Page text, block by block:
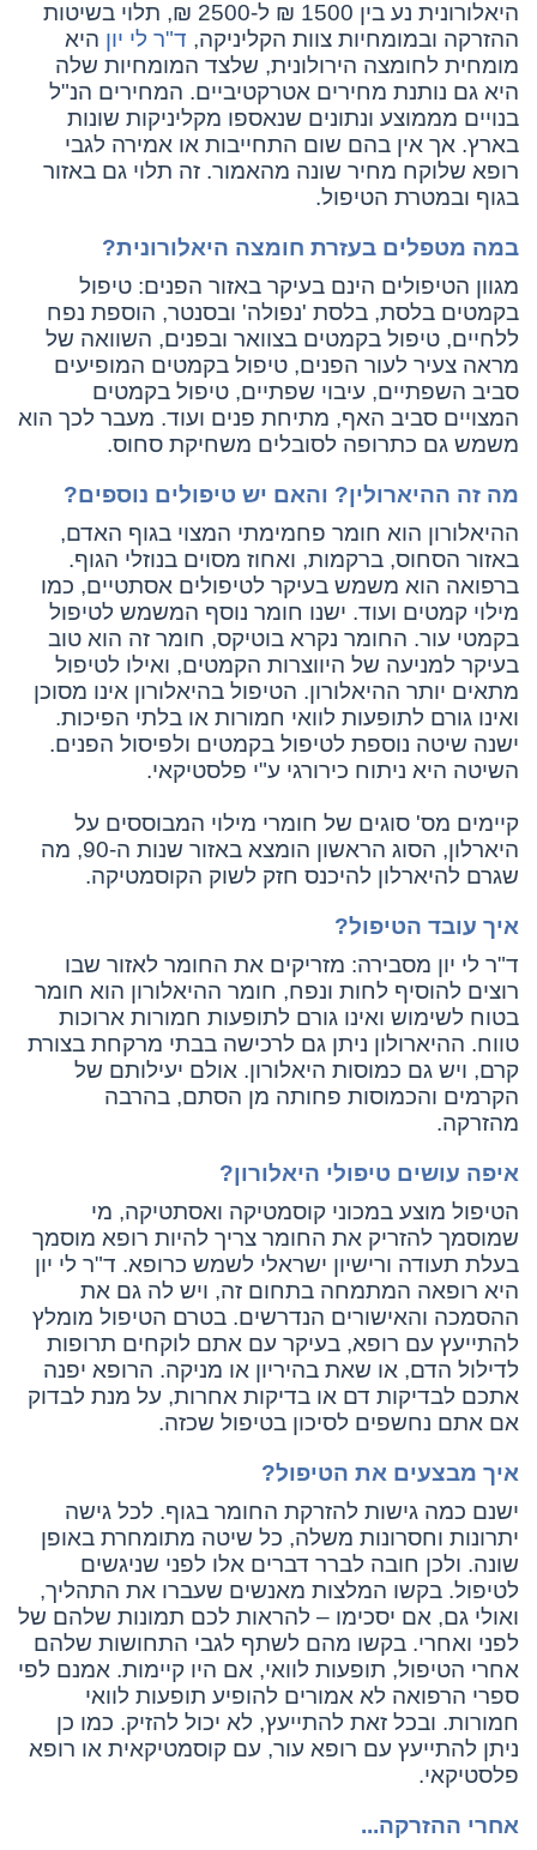
היאלורונית נע בין 1500 ₪ ל-2500 ₪, תלוי בשיטות
ההזרקה ובמומחיות צוות הקליניקה, ד"ר לי יון היא
מומחית לחומצה הירולונית, שלצד המומחיות שלה
היא גם נותנת מחירים אטרקטיביים. המחירים הנ"ל
בנויים מממוצע ונתונים שנאספו מקליניקות שונות
בארץ. אך אין בהם שום התחייבות או אמירה לגבי
רופא שלוקח מחיר שונה מהאמור. זה תלוי גם באזור
בגוף ובמטרת הטיפול.
במה מטפלים בעזרת חומצה היאלורונית?
מגוון הטיפולים הינם בעיקר באזור הפנים: טיפול
בקמטים בלסת, בלסת 'נפולה' ובסנטר, הוספת נפח
ללחיים, טיפול בקמטים בצוואר ובפנים, השוואה של
מראה צעיר לעור הפנים, טיפול בקמטים המופיעים
סביב השפתיים, עיבוי שפתיים, טיפול בקמטים
המצויים סביב האף, מתיחת פנים ועוד. מעבר לכך הוא
משמש גם כתרופה לסובלים משחיקת סחוס.
מה זה ההיארולין? והאם יש טיפולים נוספים?
ההיאלורון הוא חומר פחמימתי המצוי בגוף האדם,
באזור הסחוס, ברקמות, ואחוז מסוים בנוזלי הגוף.
ברפואה הוא משמש בעיקר לטיפולים אסתטיים, כמו
מילוי קמטים ועוד. ישנו חומר נוסף המשמש לטיפול
בקמטי עור. החומר נקרא בוטיקס, חומר זה הוא טוב
בעיקר למניעה של היווצרות הקמטים, ואילו לטיפול
מתאים יותר ההיאלורון. הטיפול בהיאלורון אינו מסוכן
ואינו גורם לתופעות לוואי חמורות או בלתי הפיכות.
ישנה שיטה נוספת לטיפול בקמטים ולפיסול הפנים.
השיטה היא ניתוח כירורגי ע"י פלסטיקאי.
קיימים מס' סוגים של חומרי מילוי המבוססים על
היארלון, הסוג הראשון הומצא באזור שנות ה-90, מה
שגרם להיארלון להיכנס חזק לשוק הקוסמטיקה.
איך עובד הטיפול?
ד"ר לי יון מסבירה: מזריקים את החומר לאזור שבו
רוצים להוסיף לחות ונפח, חומר ההיאלורון הוא חומר
בטוח לשימוש ואינו גורם לתופעות חמורות ארוכות
טווח. ההיארולון ניתן גם לרכישה בבתי מרקחת בצורת
קרם, ויש גם כמוסות היאלורון. אולם יעילותם של
הקרמים והכמוסות פחותה מן הסתם, בהרבה
מהזרקה.
איפה עושים טיפולי היאלורון?
הטיפול מוצע במכוני קוסמטיקה ואסתטיקה, מי
שמוסמך להזריק את החומר צריך להיות רופא מוסמך
בעלת תעודה ורישיון ישראלי לשמש כרופא. ד"ר לי יון
היא רופאה המתמחה בתחום זה, ויש לה גם את
ההסמכה והאישורים הנדרשים. בטרם הטיפול מומלץ
להתייעץ עם רופא, בעיקר עם אתם לוקחים תרופות
לדילול הדם, או שאת בהיריון או מניקה. הרופא יפנה
אתכם לבדיקות דם או בדיקות אחרות, על מנת לבדוק
אם אתם נחשפים לסיכון בטיפול שכזה.
איך מבצעים את הטיפול?
ישנם כמה גישות להזרקת החומר בגוף. לכל גישה
יתרונות וחסרונות משלה, כל שיטה מתומחרת באופן
שונה. ולכן חובה לברר דברים אלו לפני שניגשים
לטיפול. בקשו המלצות מאנשים שעברו את התהליך,
ואולי גם, אם יסכימו – להראות לכם תמונות שלהם של
לפני ואחרי. בקשו מהם לשתף לגבי התחושות שלהם
אחרי הטיפול, תופעות לוואי, אם היו קיימות. אמנם לפי
ספרי הרפואה לא אמורים להופיע תופעות לוואי
חמורות. ובכל זאת להתייעץ, לא יכול להזיק. כמו כן
ניתן להתייעץ עם רופא עור, עם קוסמטיקאית או רופא
פלסטיקאי.
אחרי ההזרקה...